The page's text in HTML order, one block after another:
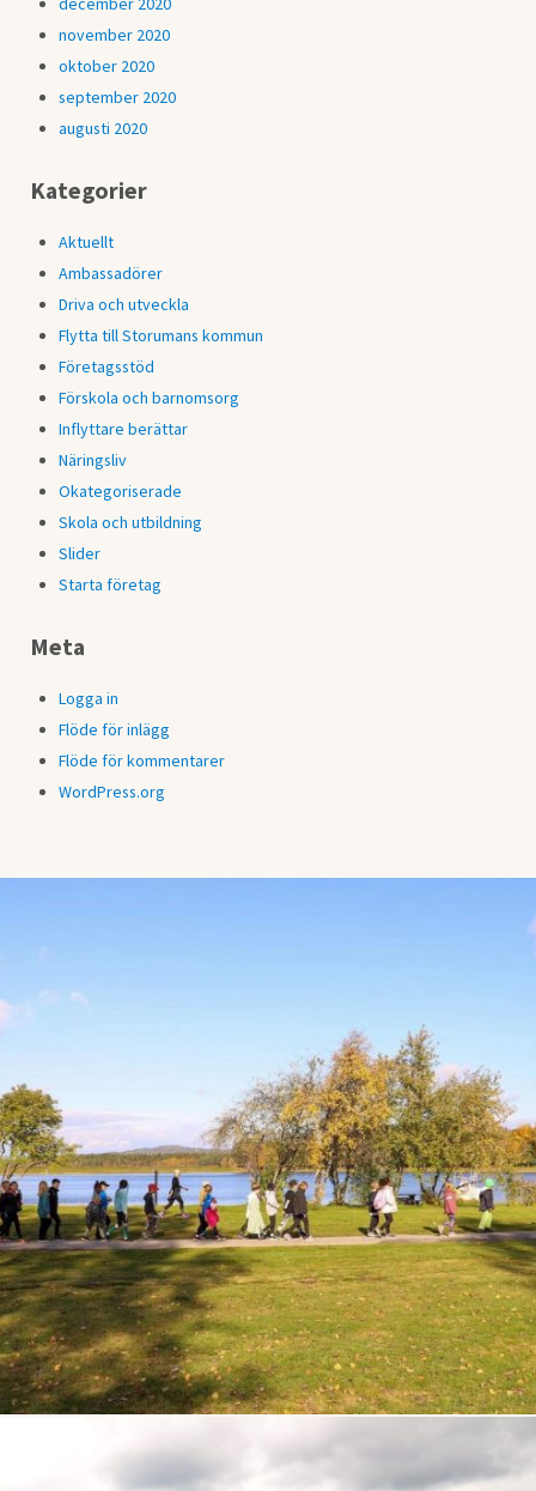
november 2020
oktober 2020
september 2020
augusti 2020
Kategorier
Aktuellt
Ambassadörer
Driva och utveckla
Flytta till Storumans kommun
Företagsstöd
Förskola och barnomsorg
Inflyttare berättar
Näringsliv
Okategoriserade
Skola och utbildning
Slider
Starta företag
Meta
Logga in
Flöde för inlägg
Flöde för kommentarer
WordPress.org